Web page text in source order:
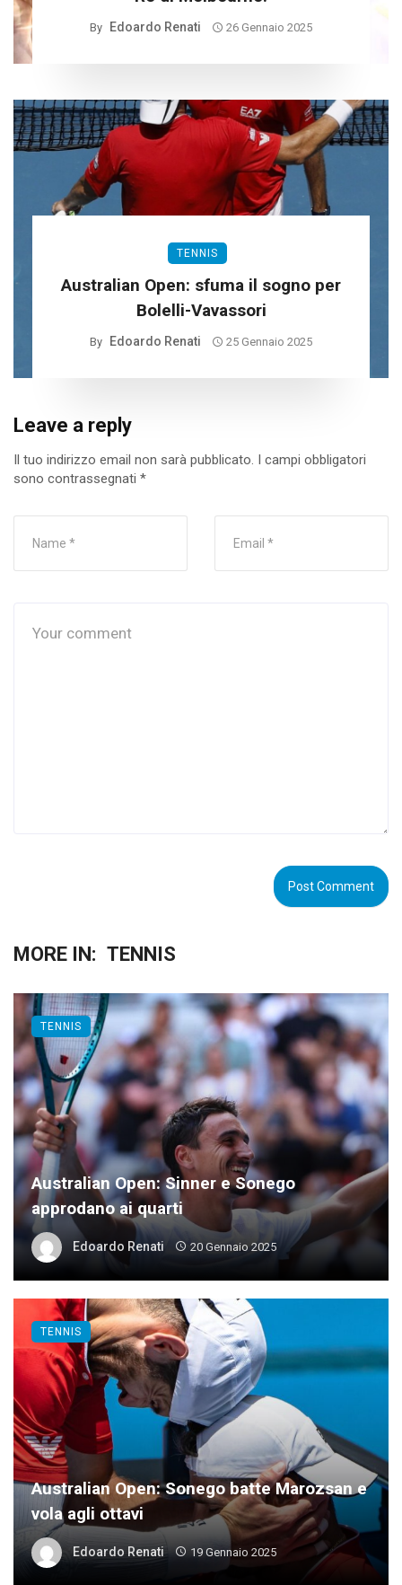
By Edoardo Renati 26 Gennaio 2025
TENNIS
Australian Open: sfuma il sogno per
Bolelli-Vavassori
By Edoardo Renati 25 Gennaio 2025
Leave a reply
Il tuo indirizzo email non sarà pubblicato.
I campi obbligatori
sono contrassegnati *
MORE IN: TENNIS
Australian Open: Sinner e Sonego
approdano ai quarti
Edoardo Renati 20 Gennaio 2025
TENNIS
Australian Open: Sonego batte Marozsan e
vola agli ottavi
Edoardo Renati 19 Gennaio 2025
TENNIS